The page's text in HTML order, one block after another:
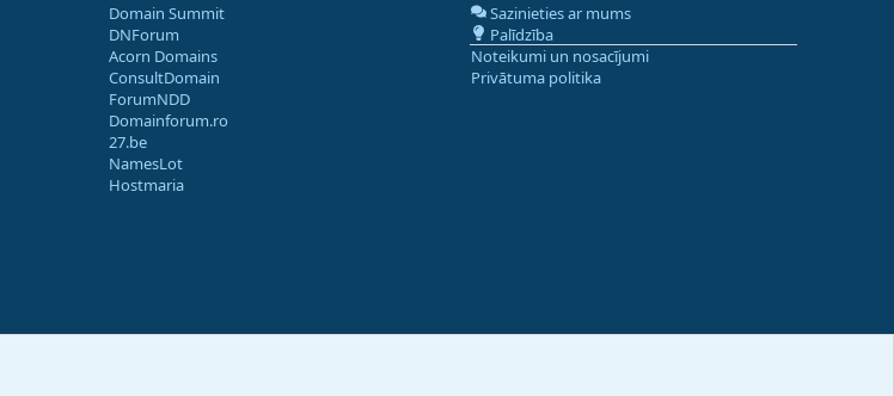
Domain Summit
DNForum
Acorn Domains
ConsultDomain
ForumNDD
Domainforum.ro
27.be
NamesLot
Hostmaria
Sazinieties ar mums
Palīdzība
Noteikumi un nosacījumi
Privātuma politika